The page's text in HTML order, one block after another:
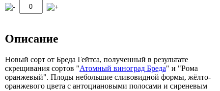
Описание
Новый сорт от Бреда Гейтса, полученный в результате
скрещивания сортов "Атомный виноград Бреда" и "Рома
оранжевый". Плоды небольшие сливовидной формы, жёлто-
оранжевого цвета с антоциановыми полосами и сиреневым